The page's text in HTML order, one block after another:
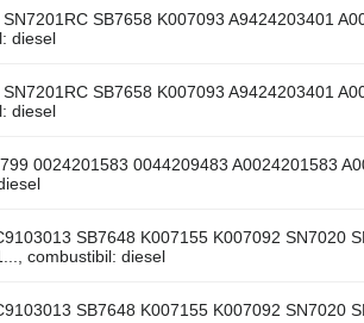
SB7658 K007093 A9424203401
diesel
SB7658 K007093 A9424203401
diesel
0024201583 0044209483 A0024201583
SB7648 K007155 K007092 SN7020
combustibil: diesel
SB7648 K007155 K007092 SN7020